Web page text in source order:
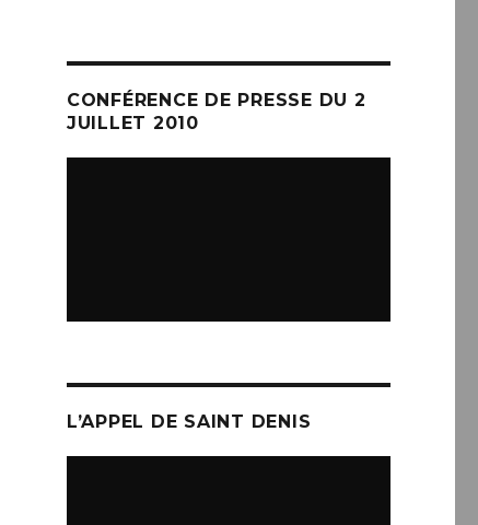
CONFÉRENCE DE PRESSE DU 2
JUILLET 2010
L’APPEL DE SAINT DENIS